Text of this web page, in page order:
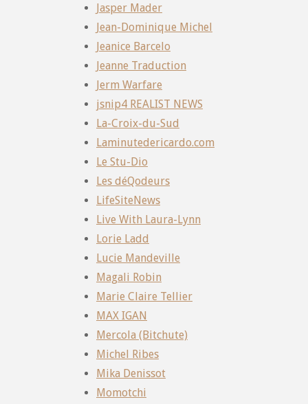
Jasper Mader
Jean-Dominique Michel
Jeanice Barcelo
Jeanne Traduction
Jerm Warfare
jsnip4 REALIST NEWS
La-Croix-du-Sud
Laminutedericardo.com
Le Stu-Dio
Les déQodeurs
LifeSiteNews
Live With Laura-Lynn
Lorie Ladd
Lucie Mandeville
Magali Robin
Marie Claire Tellier
MAX IGAN
Mercola (Bitchute)
Michel Ribes
Mika Denissot
Momotchi